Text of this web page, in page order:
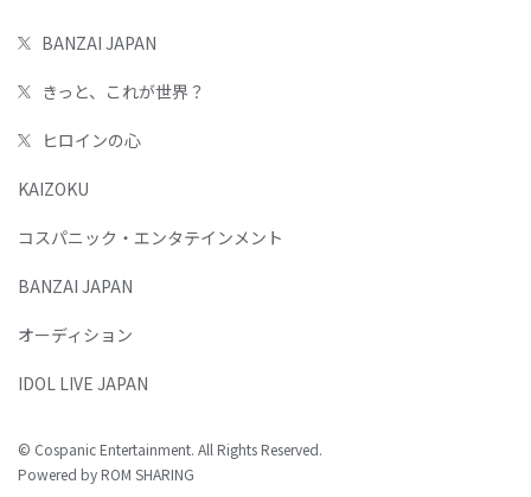
BANZAI JAPAN
きっと、これが世界？
ヒロインの心
KAIZOKU
コスパニック・エンタテインメント
BANZAI JAPAN
オーディション
IDOL LIVE JAPAN
© Cospanic Entertainment. All Rights Reserved.
Powered by ROM SHARING